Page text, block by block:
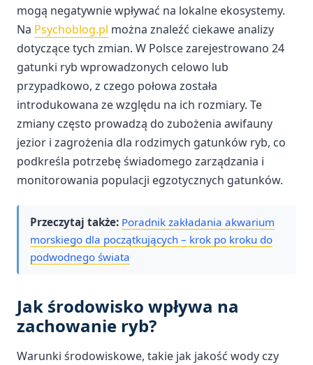
mogą negatywnie wpływać na lokalne ekosystemy.
Na Psychoblog.pl można znaleźć ciekawe analizy
dotyczące tych zmian. W Polsce zarejestrowano 24
gatunki ryb wprowadzonych celowo lub
przypadkowo, z czego połowa została
introdukowana ze względu na ich rozmiary. Te
zmiany często prowadzą do zubożenia awifauny
jezior i zagrożenia dla rodzimych gatunków ryb, co
podkreśla potrzebę świadomego zarządzania i
monitorowania populacji egzotycznych gatunków.
Przeczytaj także: Poradnik zakładania akwarium
morskiego dla początkujących – krok po kroku do
podwodnego świata
Jak środowisko wpływa na
zachowanie ryb?
Warunki środowiskowe, takie jak jakość wody czy